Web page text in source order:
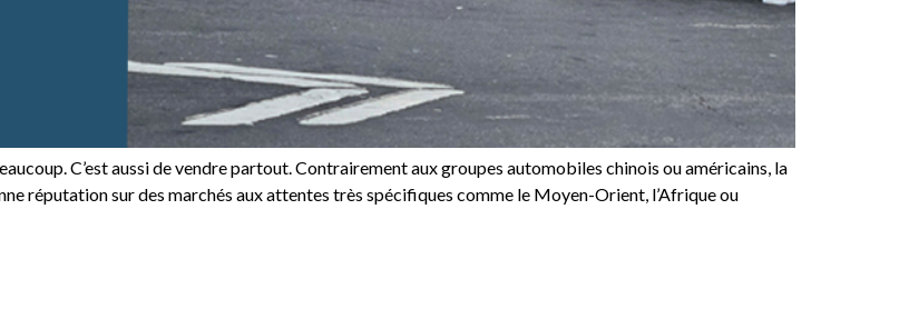
C’est aussi de vendre partout. Contrairement aux groupes automobiles chinois ou américains, la
réputation sur des marchés aux attentes très spécifiques comme le Moyen-Orient, l’Afrique ou